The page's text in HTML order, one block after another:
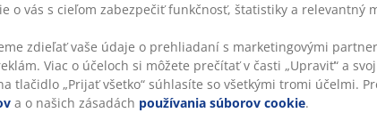
o vás s cieľom zabezpečiť funkčnosť, štatistiky a relevantný
zdieľať vaše údaje o prehliadaní s marketingovými
Viac o účeloch si môžete prečítať v časti „Upraviť“ a
tlačidlo „Prijať všetko“ súhlasíte so všetkými tromi účelmi.
a o našich zásadách používania súborov cookie.